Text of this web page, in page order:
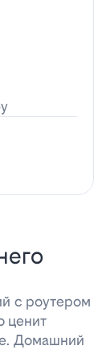
с роутером
ценит
Домашний